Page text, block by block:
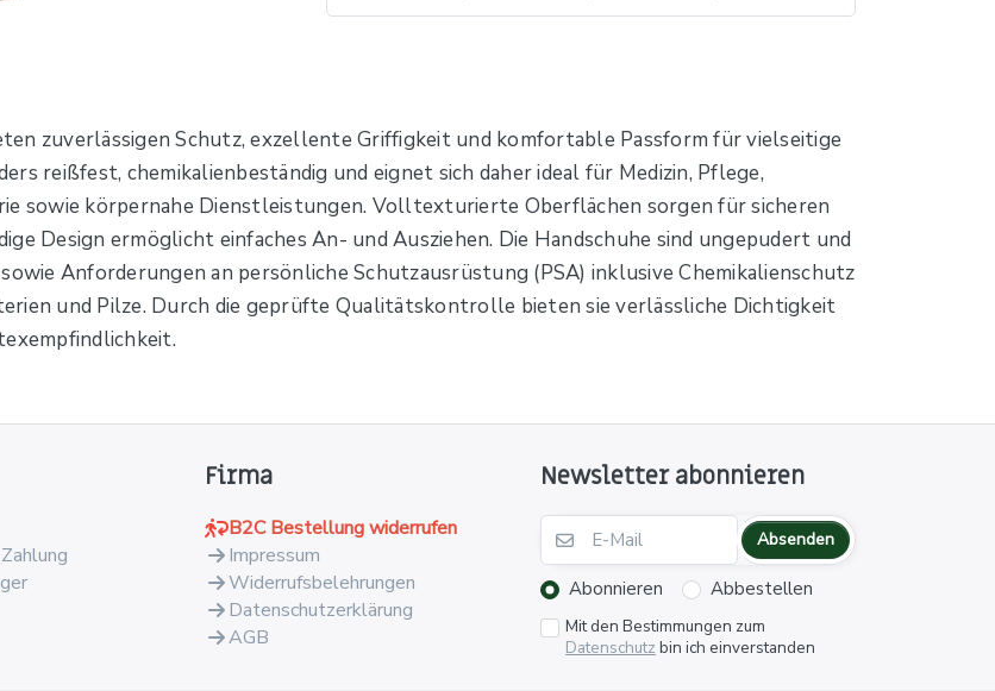
zuverlässigen Schutz, exzellente Griffigkeit und komfortable Passform für vielseitige
reißfest, chemikalienbeständig und eignet sich daher ideal für Medizin, Pflege,
sowie körpernahe Dienstleistungen. Volltexturierte Oberflächen sorgen für sicheren
Design ermöglicht einfaches An- und Ausziehen. Die Handschuhe sind ungepudert und
Anforderungen an persönliche Schutzausrüstung (PSA) inklusive Chemikalienschutz
und Pilze. Durch die geprüfte Qualitätskontrolle bieten sie verlässliche Dichtigkeit
Firma
B2C Bestellung widerrufen
Impressum
Widerrufsbelehrungen
Datenschutzerklärung
AGB
Newsletter abonnieren
Absenden
Abonnieren Abbestellen
Mit den Bestimmungen zum
Datenschutz bin ich einverstanden